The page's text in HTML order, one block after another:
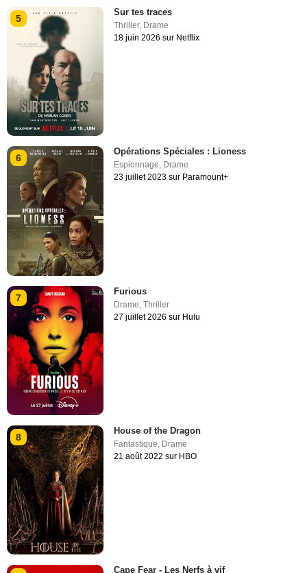
5
Sur tes traces
Thriller, Drame
18 juin 2026 sur Netflix
6
Opérations Spéciales : Lioness
Espionnage, Drame
23 juillet 2023 sur Paramount+
7
Furious
Drame ,Thriller
27 juillet 2026 sur Hulu
8
House of the Dragon
Fantastique, Drame
21 août 2022 sur HBO
Cape Fear - Les Nerfs à vif